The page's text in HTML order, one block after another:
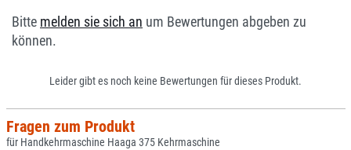
Bitte melden sie sich an um Bewertungen abgeben zu
können.
Leider gibt es noch keine Bewertungen für dieses Produkt.
Fragen zum Produkt
für Handkehrmaschine Haaga 375 Kehrmaschine